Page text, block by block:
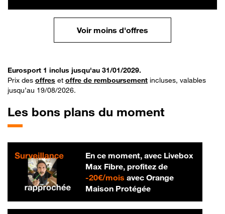
Voir moins d'offres
Eurosport 1 inclus jusqu'au 31/01/2029.
Prix des offres et offre de remboursement incluses, valables
jusqu’au 19/08/2026.
Les bons plans du moment
En ce moment, avec Livebox
Max Fibre, profitez de
-20€/mois20 € par mois
avec Orange
Maison Protégée